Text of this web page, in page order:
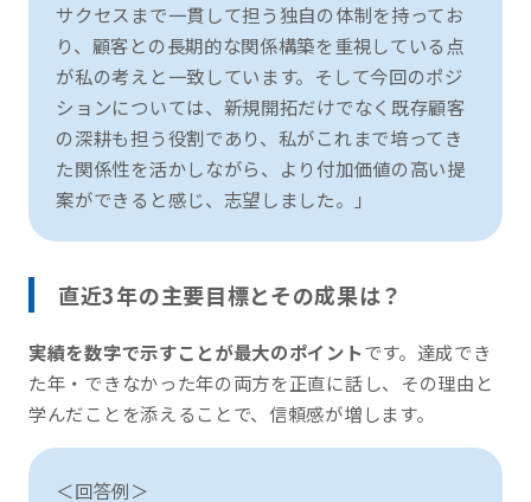
サクセスまで一貫して担う独自の体制を持ってお
り、顧客との長期的な関係構築を重視している点
が私の考えと一致しています。そして今回のポジ
ションについては、新規開拓だけでなく既存顧客
の深耕も担う役割であり、私がこれまで培ってき
た関係性を活かしながら、より付加価値の高い提
案ができると感じ、志望しました。」
直近3年の主要目標とその成果は？
実績を数字で示すことが最大のポイントです。達成でき
た年・できなかった年の両方を正直に話し、その理由と
学んだことを添えることで、信頼感が増します。
＜回答例＞